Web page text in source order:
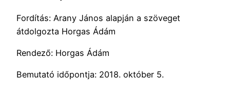
Fordítás: Arany János alapján a szöveget
átdolgozta Horgas Ádám
Rendező: Horgas Ádám
Bemutató időpontja: 2018. október 5.